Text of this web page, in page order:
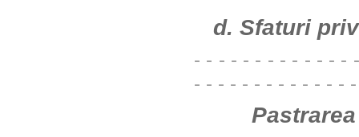
d. Sfaturi
- - - - - - - - - - - - -
- - - - - - - - - - - - -
Pastrarea